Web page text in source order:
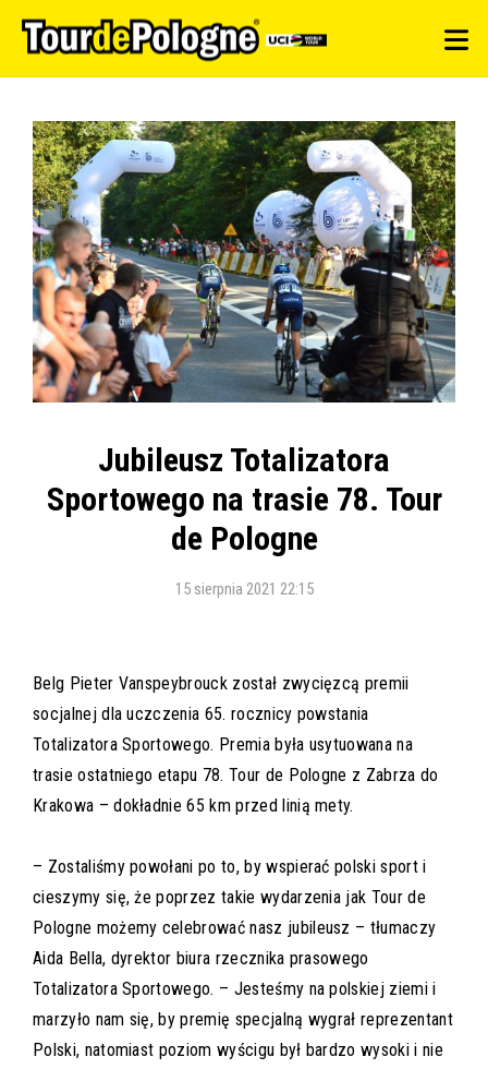
Jubileusz Totalizatora
Sportowego na trasie 78. Tour
de Pologne
15 sierpnia 2021 22:15
Belg Pieter Vanspeybrouck został zwycięzcą premii
socjalnej dla uczczenia 65. rocznicy powstania
Totalizatora Sportowego. Premia była usytuowana na
trasie ostatniego etapu 78. Tour de Pologne z Zabrza do
Krakowa – dokładnie 65 km przed linią mety.
– Zostaliśmy powołani po to, by wspierać polski sport i
cieszymy się, że poprzez takie wydarzenia jak Tour de
Pologne możemy celebrować nasz jubileusz – tłumaczy
Aida Bella, dyrektor biura rzecznika prasowego
Totalizatora Sportowego. – Jesteśmy na polskiej ziemi i
marzyło nam się, by premię specjalną wygrał reprezentant
Polski, natomiast poziom wyścigu był bardzo wysoki i nie